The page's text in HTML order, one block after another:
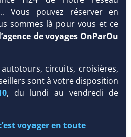
DEMANDE
D’INFORMATIONS
Longueur
800 m
Tx
Vous pouvez réserver en
sommes là pour vous et ce
de voyages OnParOu
circuits, croisières,
sont à votre disposition
, du lundi au vendredi de
voyager en toute